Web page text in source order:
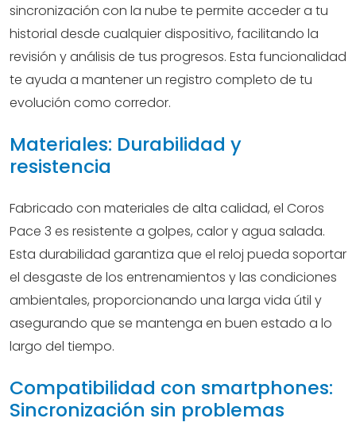
sincronización con la nube te permite acceder a tu
historial desde cualquier dispositivo, facilitando la
revisión y análisis de tus progresos. Esta funcionalidad
te ayuda a mantener un registro completo de tu
evolución como corredor.
Materiales: Durabilidad y
resistencia
Fabricado con materiales de alta calidad, el Coros
Pace 3 es resistente a golpes, calor y agua salada.
Esta durabilidad garantiza que el reloj pueda soportar
el desgaste de los entrenamientos y las condiciones
ambientales, proporcionando una larga vida útil y
asegurando que se mantenga en buen estado a lo
largo del tiempo.
Compatibilidad con smartphones:
Sincronización sin problemas